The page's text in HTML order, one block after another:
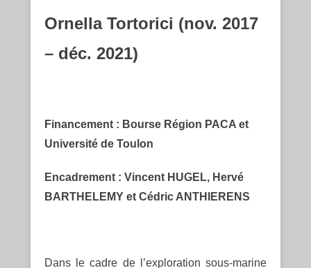
Ornella Tortorici (nov. 2017
– déc. 2021)
Financement : Bourse Région PACA et
Université de Toulon
Encadrement : Vincent HUGEL, Hervé
BARTHELEMY et Cédric ANTHIERENS
Dans le cadre de l’exploration sous-marine